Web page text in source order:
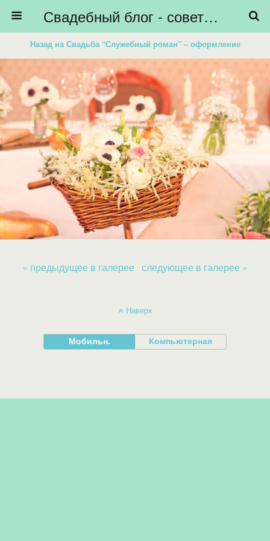
Свадебный блог - советы невестам, подготовка к свадьбе - HiBride
Назад на Свадьба “Служебный роман” – оформление
« предыдущее в галерее следующее в галерее »
Наверх
Мобильн. Компьютерная